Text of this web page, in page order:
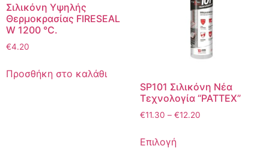
Σιλικόνη Υψηλής
Θερμοκρασίας FIRESEAL
W 1200 °C.
€4.20
Προσθήκη στο καλάθι
SP101 Σιλικόνη Νέα
Τεχνολογία “PATTEX”
€11.30 – €12.20
Επιλογή